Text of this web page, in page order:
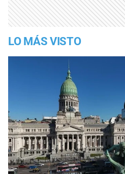
LO MÁS VISTO